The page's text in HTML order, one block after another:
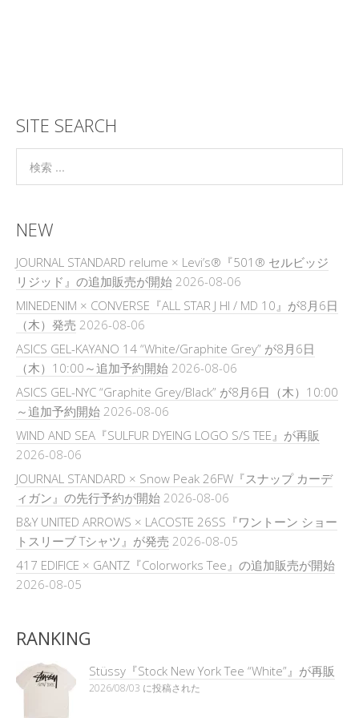
SITE SEARCH
NEW
JOURNAL STANDARD relume × Levi’s®『501® セルビッジ
リジッド』の追加販売が開始 2026-08-06
MINEDENIM × CONVERSE『ALL STAR J HI / MD 10』が8月6日
（木）発売 2026-08-06
ASICS GEL-KAYANO 14 “White/Graphite Grey” が8月6日
（木）10:00～追加予約開始 2026-08-06
ASICS GEL-NYC “Graphite Grey/Black” が8月6日（木）10:00
～追加予約開始 2026-08-06
WIND AND SEA『SULFUR DYEING LOGO S/S TEE』が再販
2026-08-06
JOURNAL STANDARD × Snow Peak 26FW『スナップ カーデ
ィガン』の先行予約が開始 2026-08-06
B&Y UNITED ARROWS × LACOSTE 26SS『ワントーン ショー
トスリーブ Tシャツ』が発売 2026-08-05
417 EDIFICE × GANTZ『Colorworks Tee』の追加販売が開始
2026-08-05
RANKING
Stüssy『Stock New York Tee “White”』が再販
2026/08/03 に投稿された